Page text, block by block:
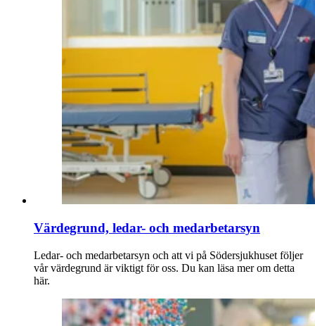
Värdegrund, ledar- och medarbetarsyn
Ledar- och medarbetarsyn och att vi på Södersjukhuset följer
vår värdegrund är viktigt för oss. Du kan läsa mer om detta
här.